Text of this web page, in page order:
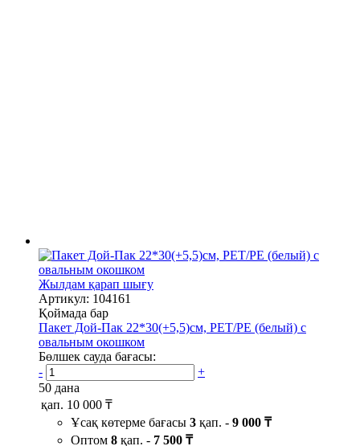
Жылдам қарап шығу
Артикул: 104161
Қоймада бар
Пакет Дой-Пак 22*30(+5,5)см, PET/PE (белый) с
овальным окошком
Бөлшек сауда бағасы:
-
+
50 дана
қап. 10 000 ₸
Ұсақ көтерме бағасы 3 қап. - 9 000 ₸
Оптом 8 қап. - 7 500 ₸